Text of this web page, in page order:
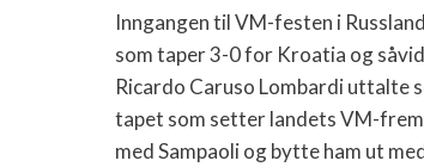
Inngangen til VM-festen i
som taper 3-0 for Kroatia og
Ricardo Caruso Lombardi uttalte
tapet som setter landets VM-
med Sampaoli og bytte ham ut